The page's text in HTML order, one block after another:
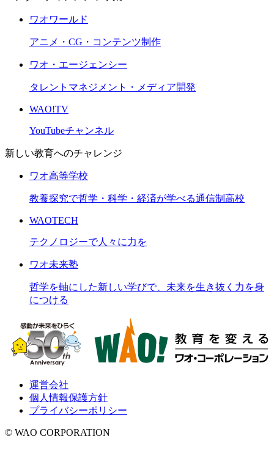
ワオワールド
アニメ・CG・コンテンツ制作
ワオ・エージェンシー
タレントマネジメント・メディア開発
WAO!TV
YouTubeチャンネル
新しい教育へのチャレンジ
ワオ高等学校
教養探究で哲学・科学・経済が学べる通信制高校
WAOTECH
テクノロジーで人々に力を
ワオ未来塾
哲学を軸にした新しい学びで、未来を生き抜く力を身
につける
運営会社
個人情報保護方針
プライバシーポリシー
© WAO CORPORATION